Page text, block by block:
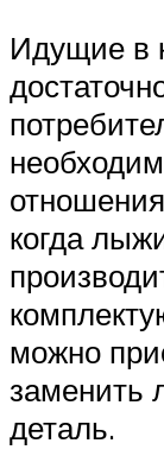
Идущие в
когда
можно
заменить
деталь.